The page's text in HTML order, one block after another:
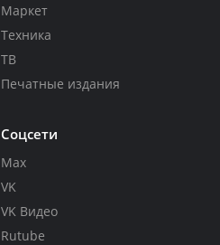
Маркет
Техника
ТВ
Печатные издания
Соцсети
Max
VK
VK Видео
Rutube